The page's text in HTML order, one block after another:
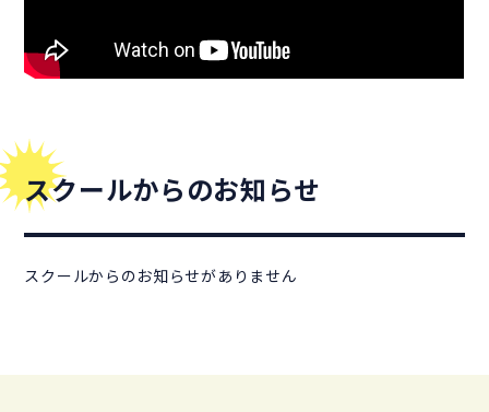
スクールからのお知らせ
スクールからのお知らせがありません